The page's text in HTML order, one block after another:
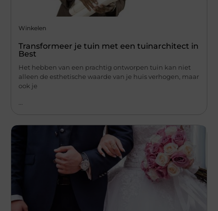
Winkelen
Transformeer je tuin met een tuinarchitect in
Best
Het hebben van een prachtig ontworpen tuin kan niet
alleen de esthetische waarde van je huis verhogen, maar
ook je